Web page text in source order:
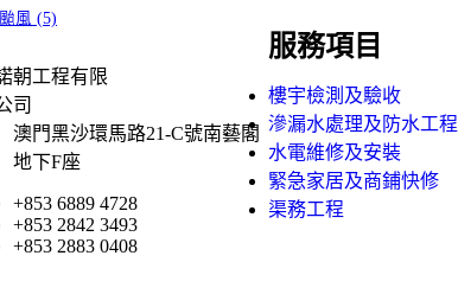
颱風 (5)
澳門黑沙環馬路21-C號南藝閣
地下F座
+853 6889 4728
+853 2842 3493
+853 2883 0408
服務項目
樓宇檢測及驗收
滲漏水處理及防水工程
水電維修及安裝
緊急家居及商鋪快修
渠務工程